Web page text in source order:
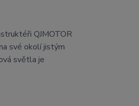
QJMOTOR
své okolí jistým
světla je